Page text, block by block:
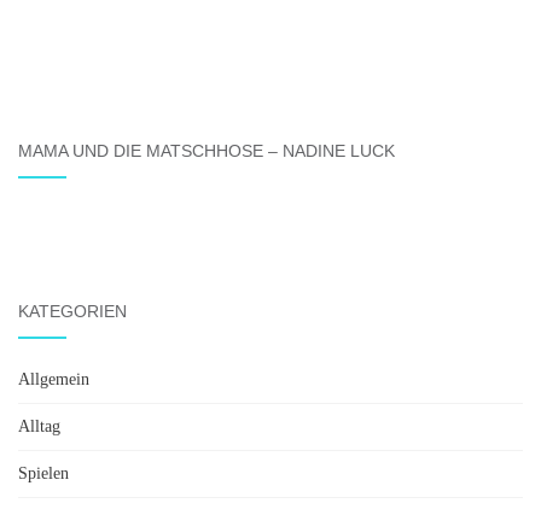
MAMA UND DIE MATSCHHOSE – NADINE LUCK
KATEGORIEN
Allgemein
Alltag
Spielen